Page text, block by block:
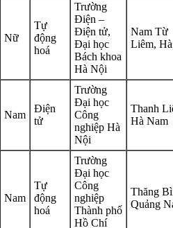
Nữ
Tự
động
hoá
Trường
Điện –
Điện tử,
Đại học
Bách khoa
Hà Nội
Nam Từ
Liêm,
Nam
Điện
tử
Trường
Đại học
Công
nghiệp Hà
Nội
Thanh
Hà Nam
Nam
Tự
động
hoá
Trường
Đại học
Công
nghiệp
Thành phố
Hồ Chí
Thăng
Quảng